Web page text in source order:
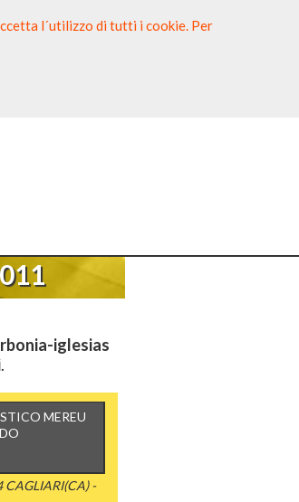
iglesias
.
MEREU
-
l´utilizzo di tutti i cookie. Per